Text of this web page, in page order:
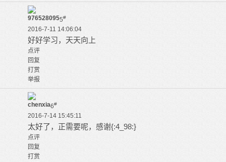
9765280955#
2016-7-11 14:06:04
好好学习，天天向上
点评
回复
打赏
举报
chenxia6#
2016-7-14 15:45:11
太好了，正需要呢，感谢{:4_98:}
点评
回复
打赏